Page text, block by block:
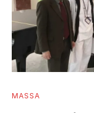
MASSA